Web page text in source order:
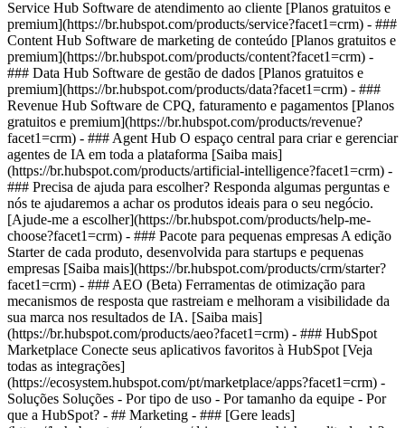
Service Hub Software de atendimento ao cliente [Planos gratuitos e
premium](https://br.hubspot.com/products/service?facet1=crm) - ###
Content Hub Software de marketing de conteúdo [Planos gratuitos e
premium](https://br.hubspot.com/products/content?facet1=crm) -
### Data Hub Software de gestão de dados [Planos gratuitos e
premium](https://br.hubspot.com/products/data?facet1=crm) - ###
Revenue Hub Software de CPQ, faturamento e pagamentos [Planos
gratuitos e premium](https://br.hubspot.com/products/revenue?
facet1=crm) - ### Agent Hub O espaço central para criar e gerenciar
agentes de IA em toda a plataforma [Saiba mais]
(https://br.hubspot.com/products/artificial-intelligence?facet1=crm) -
### Precisa de ajuda para escolher? Responda algumas perguntas e
nós te ajudaremos a achar os produtos ideais para o seu negócio.
[Ajude-me a escolher](https://br.hubspot.com/products/help-me-
choose?facet1=crm) - ### Pacote para pequenas empresas A edição
Starter de cada produto, desenvolvida para startups e pequenas
empresas [Saiba mais](https://br.hubspot.com/products/crm/starter?
facet1=crm) - ### AEO (Beta) Ferramentas de otimização para
mecanismos de resposta que rastreiam e melhoram a visibilidade da
sua marca nos resultados de IA. [Saiba mais]
(https://br.hubspot.com/products/aeo?facet1=crm) - ### HubSpot
Marketplace Conecte seus aplicativos favoritos à HubSpot [Veja
todas as integrações]
(https://ecosystem.hubspot.com/pt/marketplace/apps?facet1=crm) -
Soluções Soluções - Por tipo de uso - Por tamanho da equipe - Por
que a HubSpot? - ## Marketing - ### [Gere leads]